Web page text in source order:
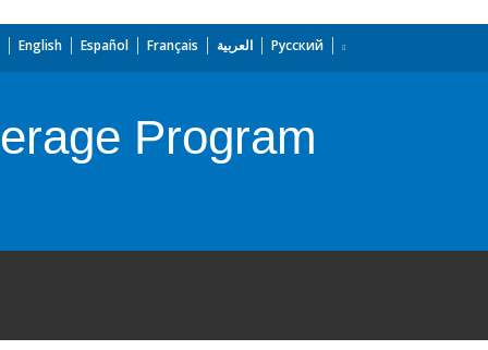
English Español Français العربية Русский
Program